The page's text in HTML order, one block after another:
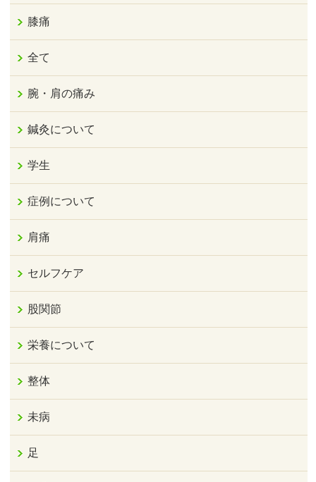
膝痛
全て
腕・肩の痛み
鍼灸について
学生
症例について
肩痛
セルフケア
股関節
栄養について
整体
未病
足